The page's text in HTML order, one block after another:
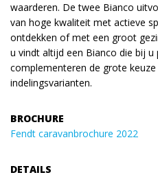
waarderen. De twee Bianco
van hoge kwaliteit met actieve
ontdekken of met een groot
u vindt altijd een Bianco die bij u
complementeren de grote
indelingsvarianten.
BROCHURE
Fendt caravanbrochure 2022
DETAILS